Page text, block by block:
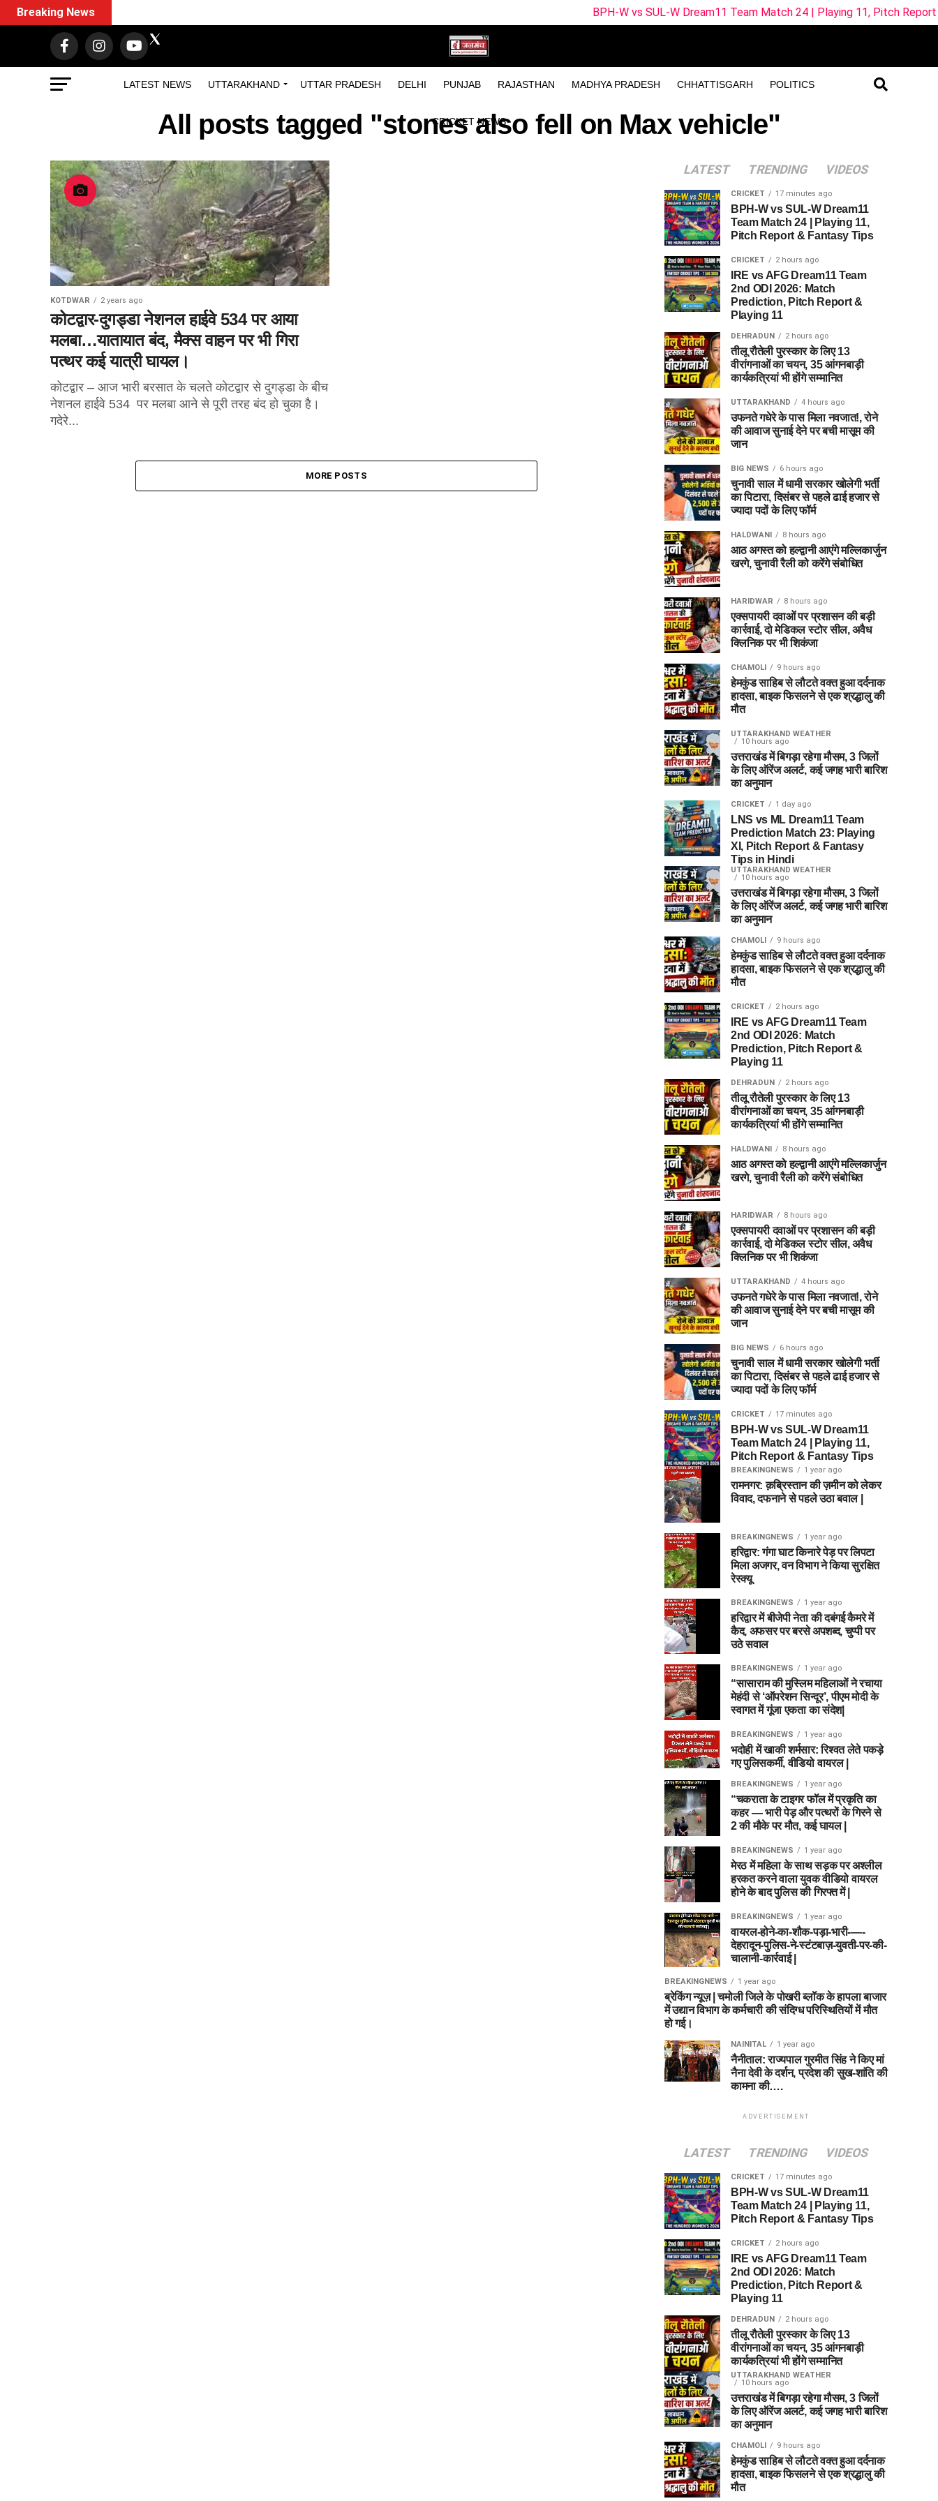
LATEST NEWS UTTARAKHAND UTTAR PRADESH DELHI PUNJAB RAJASTHAN MADHYA PRADESH CHHATTISGARH POLITICS
CRICKET NEWS
Breaking News BPH-W vs SUL-W Dream11 Team Match 24 | Playing 11, Pitch Report & Fantasy
All posts tagged "stones also fell on Max vehicle"
KOTDWAR 2 years ago
कोटद्वार-दुगड्डा नेशनल हाईवे 534 पर आया
मलबा…यातायात बंद, मैक्स वाहन पर भी गिरा
पत्थर कई यात्री घायल।
कोटद्वार – आज भारी बरसात के चलते कोटद्वार से दुगड्डा के बीच
नेशनल हाईवे 534 पर मलबा आने से पूरी तरह बंद हो चुका है।
गदेरे...
MORE POSTS
LATEST TRENDING VIDEOS
CRICKET 17 minutes ago
BPH-W vs SUL-W Dream11
Team Match 24 | Playing 11,
Pitch Report & Fantasy Tips
CRICKET 2 hours ago
IRE vs AFG Dream11 Team
2nd ODI 2026: Match
Prediction, Pitch Report &
Playing 11
DEHRADUN 2 hours ago
तीलू रौतेली पुरस्कार के लिए 13
वीरांगनाओं का चयन, 35 आंगनबाड़ी
कार्यकत्रियां भी होंगे सम्मानित
UTTARAKHAND 4 hours ago
उफनते गधेरे के पास मिला नवजात!, रोने
की आवाज सुनाई देने पर बची मासूम की
जान
BIG NEWS 6 hours ago
चुनावी साल में धामी सरकार खोलेगी भर्ती
का पिटारा, दिसंबर से पहले ढाई हजार से
ज्यादा पदों के लिए फॉर्म
HALDWANI 8 hours ago
आठ अगस्त को हल्द्वानी आएंगे मल्लिकार्जुन
खरगे, चुनावी रैली को करेंगे संबोधित
HARIDWAR 8 hours ago
एक्सपायरी दवाओं पर प्रशासन की बड़ी
कार्रवाई, दो मेडिकल स्टोर सील, अवैध
क्लिनिक पर भी शिकंजा
CHAMOLI 9 hours ago
हेमकुंड साहिब से लौटते वक्त हुआ दर्दनाक
हादसा, बाइक फिसलने से एक श्रद्धालु की
मौत
UTTARAKHAND WEATHER
10 hours ago
उत्तराखंड में बिगड़ा रहेगा मौसम, 3 जिलों
के लिए ऑरेंज अलर्ट, कई जगह भारी बारिश
का अनुमान
CRICKET 1 day ago
LNS vs ML Dream11 Team
Prediction Match 23: Playing
XI, Pitch Report & Fantasy
Tips in Hindi
UTTARAKHAND WEATHER
10 hours ago
उत्तराखंड में बिगड़ा रहेगा मौसम, 3 जिलों
के लिए ऑरेंज अलर्ट, कई जगह भारी बारिश
का अनुमान
CHAMOLI 9 hours ago
हेमकुंड साहिब से लौटते वक्त हुआ दर्दनाक
हादसा, बाइक फिसलने से एक श्रद्धालु की
मौत
CRICKET 2 hours ago
IRE vs AFG Dream11 Team
2nd ODI 2026: Match
Prediction, Pitch Report &
Playing 11
DEHRADUN 2 hours ago
तीलू रौतेली पुरस्कार के लिए 13
वीरांगनाओं का चयन, 35 आंगनबाड़ी
कार्यकत्रियां भी होंगे सम्मानित
HALDWANI 8 hours ago
आठ अगस्त को हल्द्वानी आएंगे मल्लिकार्जुन
खरगे, चुनावी रैली को करेंगे संबोधित
HARIDWAR 8 hours ago
एक्सपायरी दवाओं पर प्रशासन की बड़ी
कार्रवाई, दो मेडिकल स्टोर सील, अवैध
क्लिनिक पर भी शिकंजा
UTTARAKHAND 4 hours ago
उफनते गधेरे के पास मिला नवजात!, रोने
की आवाज सुनाई देने पर बची मासूम की
जान
BIG NEWS 6 hours ago
चुनावी साल में धामी सरकार खोलेगी भर्ती
का पिटारा, दिसंबर से पहले ढाई हजार से
ज्यादा पदों के लिए फॉर्म
CRICKET 17 minutes ago
BPH-W vs SUL-W Dream11
Team Match 24 | Playing 11,
Pitch Report & Fantasy Tips
BREAKINGNEWS 1 year ago
रामनगर: क़ब्रिस्तान की ज़मीन को लेकर
विवाद, दफनाने से पहले उठा बवाल |
BREAKINGNEWS 1 year ago
हरिद्वार: गंगा घाट किनारे पेड़ पर लिपटा
मिला अजगर, वन विभाग ने किया सुरक्षित
रेस्क्यू
BREAKINGNEWS 1 year ago
हरिद्वार में बीजेपी नेता की दबंगई कैमरे में
कैद, अफसर पर बरसे अपशब्द, चुप्पी पर
उठे सवाल
BREAKINGNEWS 1 year ago
“सासाराम की मुस्लिम महिलाओं ने रचाया
मेहंदी से ‘ऑपरेशन सिन्दूर’, पीएम मोदी के
स्वागत में गूंजा एकता का संदेश|
BREAKINGNEWS 1 year ago
भदोही में खाकी शर्मसार: रिश्वत लेते पकड़े
गए पुलिसकर्मी, वीडियो वायरल |
BREAKINGNEWS 1 year ago
“चकराता के टाइगर फॉल में प्रकृति का
कहर — भारी पेड़ और पत्थरों के गिरने से
2 की मौके पर मौत, कई घायल |
BREAKINGNEWS 1 year ago
मेरठ में महिला के साथ सड़क पर अश्लील
हरकत करने वाला युवक वीडियो वायरल
होने के बाद पुलिस की गिरफ्त में |
BREAKINGNEWS 1 year ago
वायरल-होने-का-शौक-पड़ा-भारी-—-
देहरादून-पुलिस-ने-स्टंटबाज़-युवती-पर-की-
चालानी-कार्रवाई |
BREAKINGNEWS 1 year ago
ब्रेकिंग न्यूज़ | चमोली जिले के पोखरी ब्लॉक के हापला बाजार
में उद्यान विभाग के कर्मचारी की संदिग्ध परिस्थितियों में मौत
हो गई।
NAINITAL 1 year ago
नैनीताल: राज्यपाल गुरमीत सिंह ने किए मां
नैना देवी के दर्शन, प्रदेश की सुख-शांति की
कामना की….
ADVERTISEMENT
LATEST TRENDING VIDEOS
CRICKET 17 minutes ago
BPH-W vs SUL-W Dream11
Team Match 24 | Playing 11,
Pitch Report & Fantasy Tips
CRICKET 2 hours ago
IRE vs AFG Dream11 Team
2nd ODI 2026: Match
Prediction, Pitch Report &
Playing 11
DEHRADUN 2 hours ago
तीलू रौतेली पुरस्कार के लिए 13
वीरांगनाओं का चयन, 35 आंगनबाड़ी
कार्यकत्रियां भी होंगे सम्मानित
UTTARAKHAND WEATHER
10 hours ago
उत्तराखंड में बिगड़ा रहेगा मौसम, 3 जिलों
के लिए ऑरेंज अलर्ट, कई जगह भारी बारिश
का अनुमान
CHAMOLI 9 hours ago
हेमकुंड साहिब से लौटते वक्त हुआ दर्दनाक
हादसा, बाइक फिसलने से एक श्रद्धालु की
मौत